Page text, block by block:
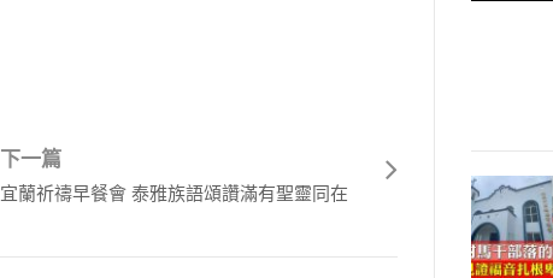
下一篇
宜蘭祈禱早餐會 泰雅族語頌讚滿有聖靈同在